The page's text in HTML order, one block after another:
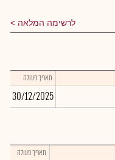
לרשימה המלאה
תאריך פעולה
30/12/2025
תאריך פעולה